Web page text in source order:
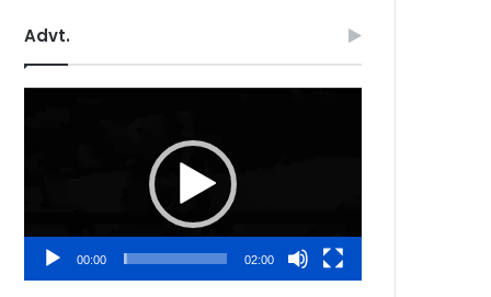
Advt.
00:00 02:00